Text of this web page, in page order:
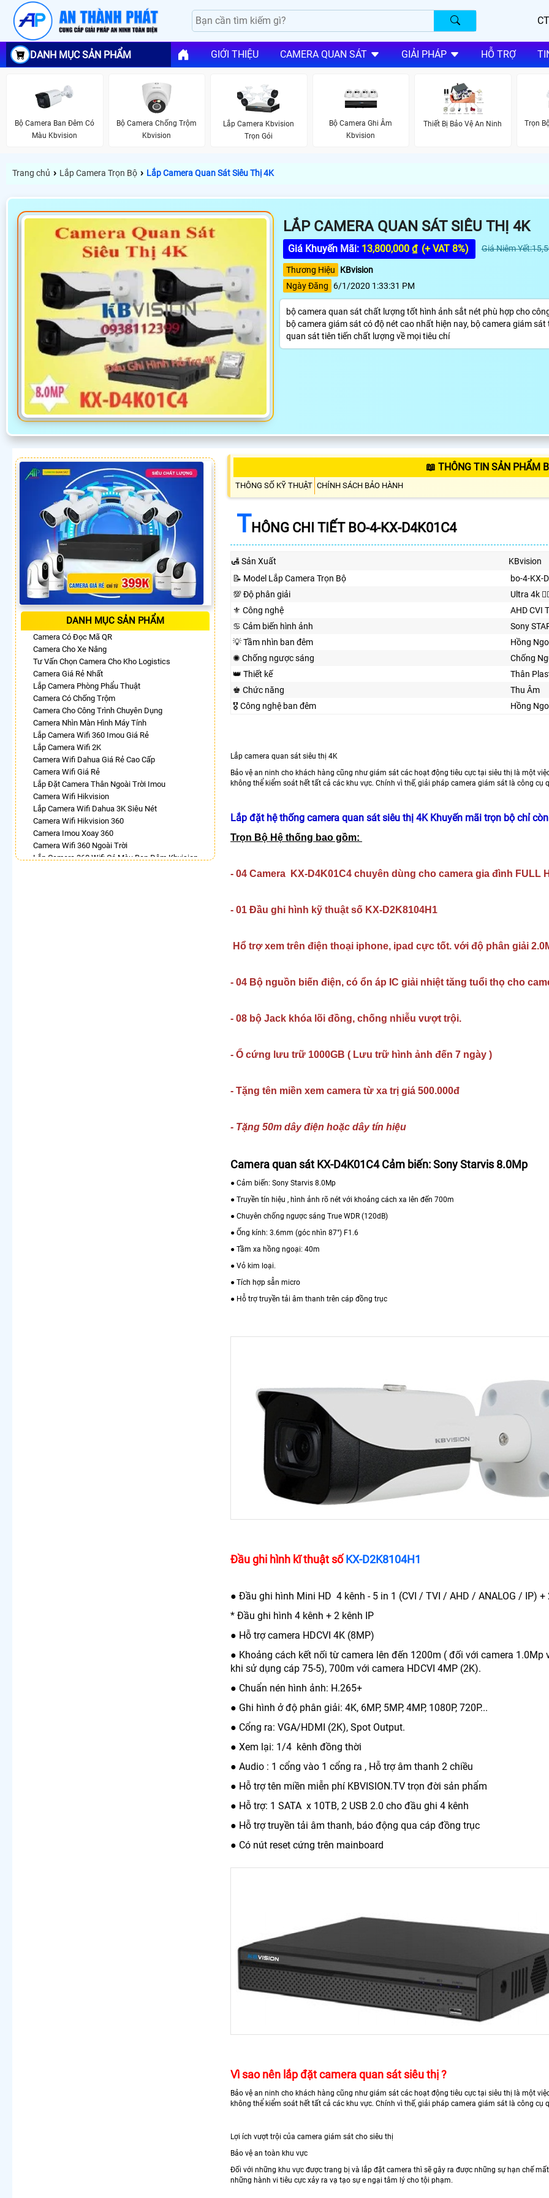
DANH MỤC SẢN PHẨM GIỚI THIỆU CAMERA QUAN SÁT GIẢI PHÁP HỖ TRỢ
Bộ Camera Ban Đêm Có
Màu Kbvision
Bộ Camera Chống Trộm
Kbvision
Lắp Camera Kbvision
Trọn Gói
Bộ Camera Ghi Âm
Kbvision
Thiết Bị Bảo Vệ An Ninh Trọn
Trang chủ › Lắp Camera Trọn Bộ › Lắp Camera Quan Sát Siêu Thị 4K
LẮP CAMERA QUAN SÁT SIÊU THỊ 4K
Giá Khuyến Mãi: 13,800,000 ₫ (+ VAT 8%) Giá Niêm
Thương Hiệu
KBvision
Ngày Đăng
6/1/2020 1:33:31 PM
bộ camera quan sát chất lượng tốt hình ảnh sắt nét phù hợp cho
bộ camera giám sát có độ nét cao nhất hiện nay, bộ camera giám
quan sát tiên tiến chất lượng về mọi tiêu chí
DANH MỤC SẢN PHẨM
Camera Có Đọc Mã QR
Camera Cho Xe Nâng
Tư Vấn Chọn Camera Cho Kho Logistics
Camera Giá Rẻ Nhất
Lắp Camera Phòng Phẩu Thuật
Camera Có Chống Trộm
Camera Cho Công Trình Chuyên Dụng
Camera Nhìn Màn Hình Máy Tính
Lắp Camera Wifi 360 Imou Giá Rẻ
Lắp Camera Wifi 2K
Camera Wifi Dahua Giá Rẻ Cao Cấp
Camera Wifi Giá Rẻ
Lắp Đặt Camera Thân Ngoài Trời Imou
Camera Wifi Hikvision
Lắp Camera Wifi Dahua 3K Siêu Nét
Camera Wifi Hikvision 360
Camera Imou Xoay 360
Camera Wifi 360 Ngoài Trời
Lắp Camera 360 Wifi Có Màu Ban Đêm Kbvision
📖 THÔNG TIN SẢN PHẨM
THÔNG SỐ KỸ THUẬT CHÍNH SÁCH BẢO HÀNH
THÔNG CHI TIẾT BO-4-KX-D4K01C4
🛃 Sản Xuất
KBvision
📝 Model Lắp Camera Trọn Bộ
bo-4-KX-
💯 Độ phân giải
Ultra 4k
⚜️ Công nghệ
AHD CVI
♋ Cảm biến hình ảnh
Sony
💡 Tầm nhìn ban đêm
Hồng
✺ Chống ngược sáng
Chống
👑 Thiết kế
Thân
♚ Chức năng
Thu Âm
🎖️ Công nghệ ban đêm
Hồng
Lắp camera quan sát siêu thị 4K
Bảo vệ an ninh cho khách hàng cũng như giám sát các hoạt động tiêu cực tại siêu thị là một
không thể kiểm soát hết tất cả các khu vực. Chính vì thế, giải pháp camera giám sát là công cụ
Lắp đặt hệ thống camera quan sát siêu thị 4K Khuyến mãi trọn bộ chỉ
Trọn Bộ Hệ thống bao gồm:
- 04 Camera KX-D4K01C4 chuyên dùng cho camera gia đình FULL
- 01 Đầu ghi hình kỹ thuật số KX-D2K8104H1
Hổ trợ xem trên điện thoại iphone, ipad cực tốt. với độ phân giải
- 04 Bộ nguồn biến điện, có ổn áp IC giải nhiệt tăng tuổi thọ cho
- 08 bộ Jack khóa lõi đồng, chống nhiễu vượt trội.
- Ổ cứng lưu trữ 1000GB ( Lưu trữ hình ảnh đến 7 ngày )
- Tặng tên miền xem camera từ xa trị giá 500.000đ
- Tặng 50m dây điện hoặc dây tín hiệu
Camera quan sát KX-D4K01C4 Cảm biến: Sony Starvis 8.0Mp
● Cảm biến: Sony Starvis 8.0Mp
● Truyền tín hiệu , hình ảnh rõ nét với khoảng cách xa lên đến 700m
● Chuyên chống ngược sáng True WDR (120dB)
● Ống kính: 3.6mm (góc nhìn 87°) F1.6
● Tầm xa hồng ngoại: 40m
● Vỏ kim loại.
● Tích hợp sẵn micro
● Hỗ trợ truyền tải âm thanh trên cáp đồng trục
Đầu ghi hình kĩ thuật sốKX-D2K8104H1
● Đầu ghi hình Mini HD 4 kênh - 5 in 1 (CVI / TVI / AHD / ANALOG / IP) +
* Đầu ghi hình 4 kênh + 2 kênh IP
● Hỗ trợ camera HDCVI 4K (8MP)
● Khoảng cách kết nối từ camera lên đến 1200m ( đối với camera
khi sử dụng cáp 75-5), 700m với camera HDCVI 4MP (2K).
● Chuẩn nén hình ảnh: H.265+
● Ghi hình ở độ phân giải: 4K, 6MP, 5MP, 4MP, 1080P, 720P...
● Cổng ra: VGA/HDMI (2K), Spot Output.
● Xem lại: 1/4 kênh đồng thời
● Audio : 1 cổng vào 1 cổng ra , Hỗ trợ âm thanh 2 chiều
● Hỗ trợ tên miền miễn phí KBVISION.TV trọn đời sản phẩm
● Hỗ trợ: 1 SATA x 10TB, 2 USB 2.0 cho đầu ghi 4 kênh
● Hỗ trợ truyền tải âm thanh, báo động qua cáp đồng trục
● Có nút reset cứng trên mainboard
Vì sao nên lắp đặt camera quan sát siêu thị ?
Bảo vệ an ninh cho khách hàng cũng như giám sát các hoạt động tiêu cực tại siêu thị là một
không thể kiểm soát hết tất cả các khu vực. Chính vì thế, giải pháp camera giám sát là công cụ
Lợi ích vượt trội của camera giám sát cho siêu thị
Bảo vệ an toàn khu vực
Đối với những khu vực được trang bị và lắp đặt camera thì sẽ gây ra được những sự hạn chế
những hành vi tiêu cực xảy ra vạ tạo sự e ngại tâm lý cho tội phạm.